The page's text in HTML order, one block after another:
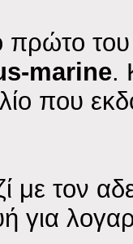
του
marine.
που
με τον
για